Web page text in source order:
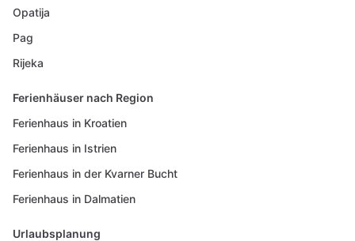
Opatija
Pag
Rijeka
Ferienhäuser nach Region
Ferienhaus in Kroatien
Ferienhaus in Istrien
Ferienhaus in der Kvarner Bucht
Ferienhaus in Dalmatien
Urlaubsplanung